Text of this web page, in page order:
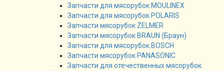
Запчасти для мясорубок MOULINEX
Запчасти для мясорубок POLARIS
Запчасти мясорубок ZELMER
Запчасти мясорубок BRAUN (Браун)
Запчасти для мясорубок BOSCH
Запчасти мясорубок PANASONIC
Запчасти для отечественных мясорубок